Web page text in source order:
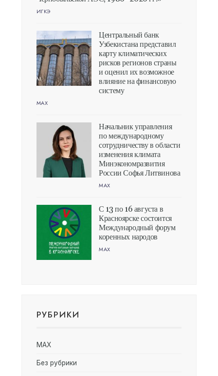
ИГКЭ
Центральный банк
Узбекистана представил
карту климатических
рисков регионов страны
и оценил их возможное
влияние на финансовую
систему
MAX
Начальник управления
по международному
сотрудничеству в области
изменения климата
Минэкономразвития
России Софья Литвинова
MAX
С 13 по 16 августа в
Красноярске состоится
Международный форум
коренных народов
MAX
РУБРИКИ
MAX
Без рубрики